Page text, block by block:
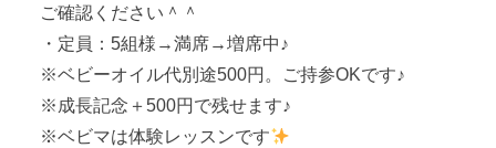
ご確認ください＾＾
・定員：5組様→満席→増席中♪
※ベビーオイル代別途500円。ご持参OKです♪
※成長記念＋500円で残せます♪
※ベビマは体験レッスンです